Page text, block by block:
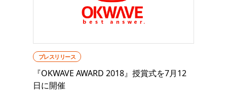
プレスリリース
『OKWAVE AWARD 2018』授賞式を7月12
日に開催